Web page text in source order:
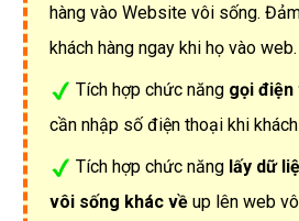
hàng vào Website vôi sống.
khách hàng ngay khi họ vào web.
Tích hợp chức năng gọi điện
cần nhập số điện thoại khi
Tích hợp chức năng lấy dữ
vôi sống khác về up lên web